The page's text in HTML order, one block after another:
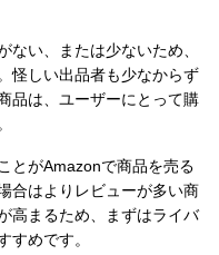
ない、または少ないため、
怪しい出品者も少なからず
品は、ユーザーにとって購
とがAmazonで商品を売る
合はよりレビューが多い商
高まるため、まずはライバ
すめです。